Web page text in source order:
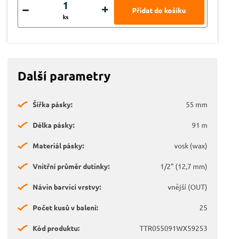
ks
Další parametry
Šířka pásky: 55 mm
Délka pásky: 91 m
Materiál pásky: vosk (wax)
Vnitřní průměr dutinky: 1/2" (12,7 mm)
Návin barvicí vrstvy: vnější (OUT)
Počet kusů v balení: 25
Kód produktu: TTR055091WX59253